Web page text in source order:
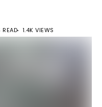
1.4K VIEWS